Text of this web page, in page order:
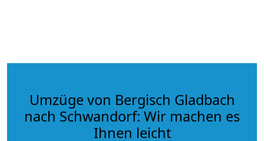
Umzüge von Bergisch Gladbach
nach Schwandorf: Wir machen es
Ihnen leicht